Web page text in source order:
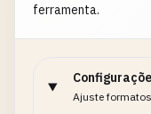
ferramenta.
Ajuste